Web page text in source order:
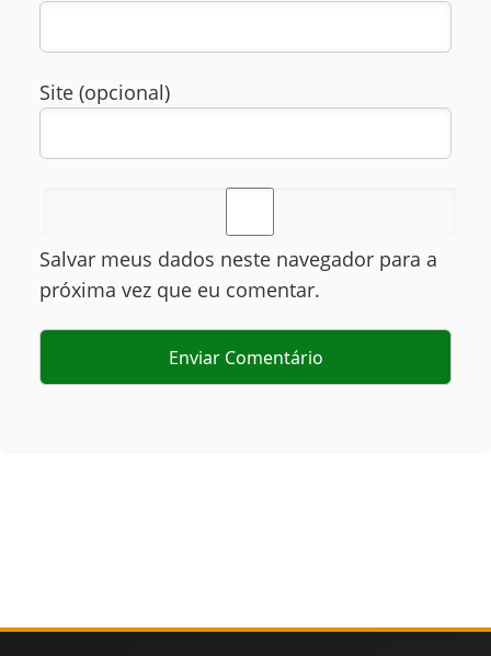
Site (opcional)
Salvar meus dados neste navegador para a
próxima vez que eu comentar.